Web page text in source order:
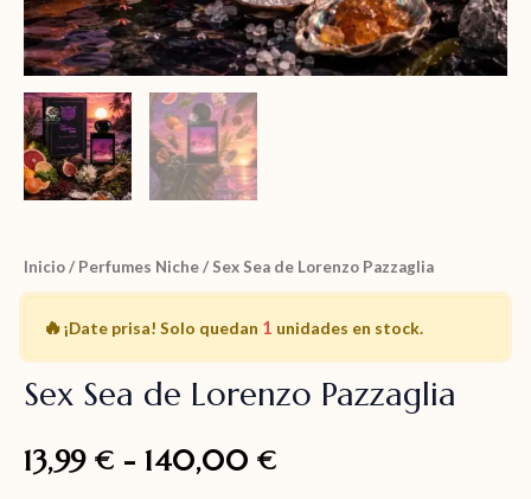
Inicio/ Perfumes Niche/ Sex Sea de Lorenzo Pazzaglia
🔥¡Date prisa! Solo quedan 1 unidades en stock.
Sex Sea de Lorenzo Pazzaglia
13,99 € - 140,00 €